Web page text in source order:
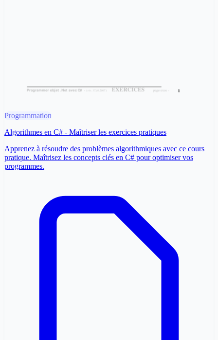
Programmation
Algorithmes en C# - Maîtriser les exercices pratiques
Apprenez à résoudre des problèmes algorithmiques avec ce cours
pratique. Maîtrisez les concepts clés en C# pour optimiser vos
programmes.